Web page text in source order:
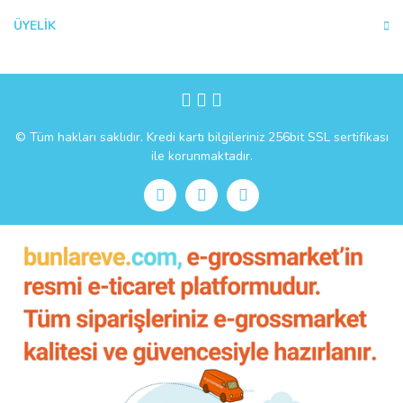
ÜYELİK
© Tüm hakları saklıdır. Kredi kartı bilgileriniz 256bit SSL sertifikası
ile korunmaktadır.